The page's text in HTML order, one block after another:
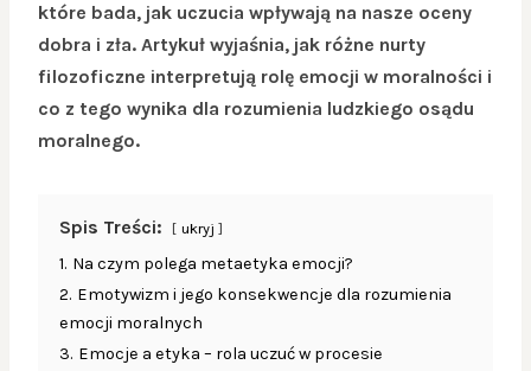
które bada, jak uczucia wpływają na nasze oceny
dobra i zła. Artykuł wyjaśnia, jak różne nurty
filozoficzne interpretują rolę emocji w moralności i
co z tego wynika dla rozumienia ludzkiego osądu
moralnego.
Spis Treści: ukryj
1. Na czym polega metaetyka emocji?
2. Emotywizm i jego konsekwencje dla rozumienia
emocji moralnych
3. Emocje a etyka – rola uczuć w procesie